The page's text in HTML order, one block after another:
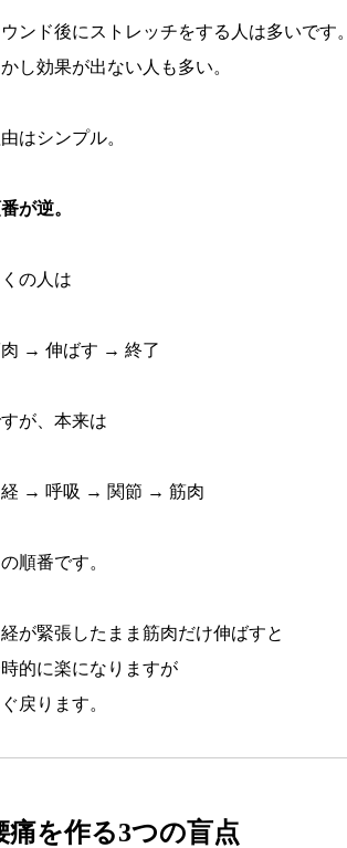
ンド後にストレッチをする人は多いです。
し効果が出ない人も多い。
はシンプル。
が逆。
の人は
→ 伸ばす → 終了
が、本来は
→ 呼吸 → 関節 → 筋肉
順番です。
が緊張したまま筋肉だけ伸ばすと
的に楽になりますが
戻ります。
痛を作る3つの盲点